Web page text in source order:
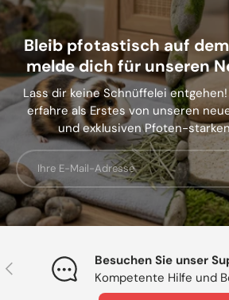
Bleib pfotastisch auf
melde dich für unseren
Lass dir keine Schnüffelei
erfahre als Erstes von unseren
und exklusiven Pfoten-
E-Mail
Vorherige
Besuchen Sie unser
Kompetente Hilfe und